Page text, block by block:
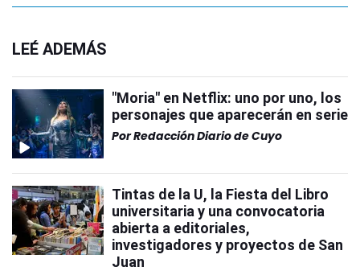
LEÉ ADEMÁS
"Moria" en Netflix: uno por uno, los
personajes que aparecerán en serie
PorRedacción Diario de Cuyo
Tintas de la U, la Fiesta del Libro
universitaria y una convocatoria
abierta a editoriales,
investigadores y proyectos de San
Juan